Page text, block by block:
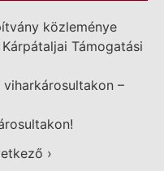
közleménye
Támogatási
–
›